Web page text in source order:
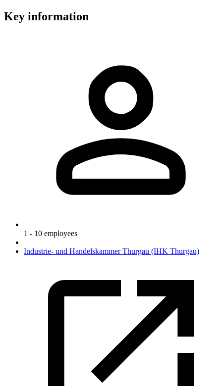
Key information
1 - 10 employees
Industrie- und Handelskammer Thurgau (IHK Thurgau)